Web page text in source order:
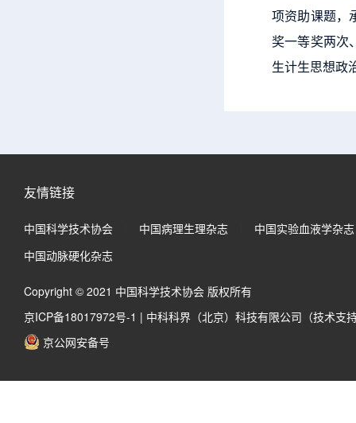
项资助课题，
奖一等奖两次
生计生思想政
友情链接
中国科学技术协会 中国病理生理杂志
中国实验血液学杂志
中国动脉硬化杂志
Copyright © 2021 中国科学技术协会 版权所有
京ICP备18017972号-1 | 中科科界（北京）科技有限公司（技术支
京公网安备号